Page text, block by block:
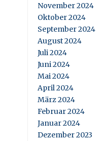
November 2024
Oktober 2024
September 2024
August 2024
Juli 2024
Juni 2024
Mai 2024
April 2024
März 2024
Februar 2024
Januar 2024
Dezember 2023